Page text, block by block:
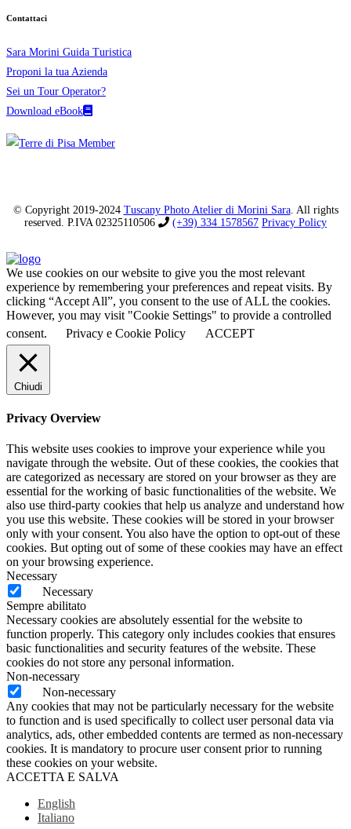
Contattaci
Sara Morini Guida Turistica
Proponi la tua Azienda
Sei un Tour Operator?
Download eBook
© Copyright 2019-2024 Tuscany Photo Atelier di Morini Sara. All rights
reserved. P.IVA 02325110506
(+39) 334 1578567 Privacy Policy
We use cookies on our website to give you the most relevant
experience by remembering your preferences and repeat visits. By
clicking “Accept All”, you consent to the use of ALL the cookies.
However, you may visit "Cookie Settings" to provide a controlled
consent.
Privacy e Cookie Policy ACCEPT
Chiudi
Privacy Overview
This website uses cookies to improve your experience while you
navigate through the website. Out of these cookies, the cookies that
are categorized as necessary are stored on your browser as they are
essential for the working of basic functionalities of the website. We
also use third-party cookies that help us analyze and understand how
you use this website. These cookies will be stored in your browser
only with your consent. You also have the option to opt-out of these
cookies. But opting out of some of these cookies may have an effect
on your browsing experience.
Necessary
Necessary
Sempre abilitato
Necessary cookies are absolutely essential for the website to
function properly. This category only includes cookies that ensures
basic functionalities and security features of the website. These
cookies do not store any personal information.
Non-necessary
Non-necessary
Any cookies that may not be particularly necessary for the website
to function and is used specifically to collect user personal data via
analytics, ads, other embedded contents are termed as non-necessary
cookies. It is mandatory to procure user consent prior to running
these cookies on your website.
ACCETTA E SALVA
English
Italiano